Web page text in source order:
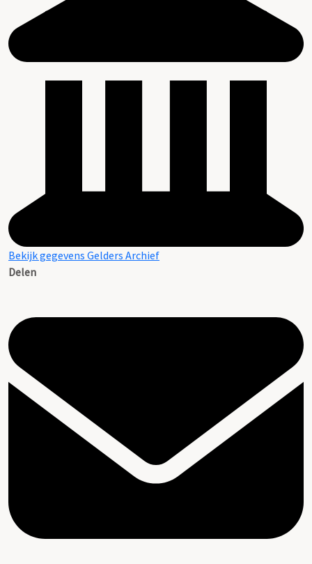
Bekijk gegevens Gelders Archief
Delen